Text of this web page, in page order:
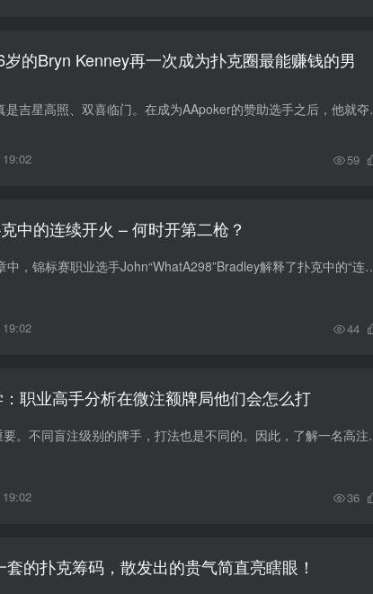
岁的Bryn Kenney再一次成为扑克圈最能赚钱的男
36岁的Bryn Kenney今年
59
中的连续开火 – 何时开第二枪？
在我们最新的扑克策略文章中，锦标赛职业选手
44
：职业高手分析在微注额牌局他们会怎么打
就大盲注来说，额度确实重要
36
套的扑克筹码，散发出的贵气简直亮瞎眼！